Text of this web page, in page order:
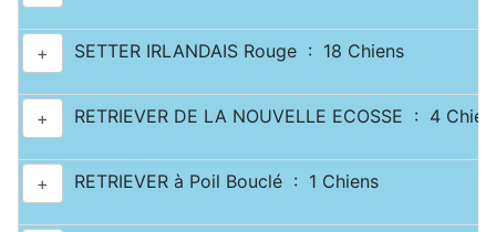
+ SETTER IRLANDAIS Rouge : 18 Chiens
+ RETRIEVER DE LA NOUVELLE ECOSSE : 4
+ RETRIEVER à Poil Bouclé : 1 Chiens